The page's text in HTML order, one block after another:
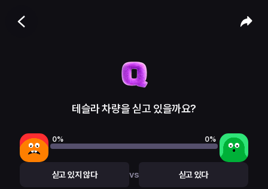
테슬라 차량을 싣고 있을까요?
0% 0%
싣고 있지 않다 vs 싣고 있다